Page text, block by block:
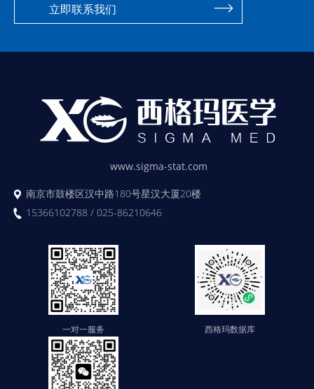
立即联系我们
www.sigma-stat.com
南京市鼓楼区汉中路180号星汉大厦20楼
15366102788 / 025-86210646
一对一服务 西格玛数据库